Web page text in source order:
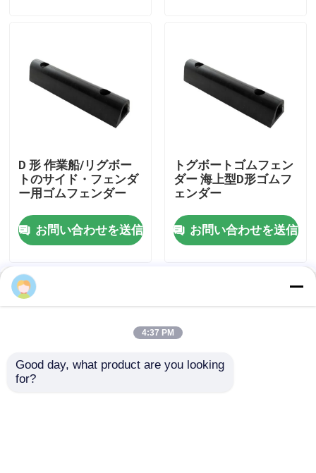
Company News
海洋のドア
海洋のハッチ カバー
アルミニウム海洋のマンホール
ゴム製フェンダー
係留部品
D 形 作業船/リグボー
トのサイド・フェンダ
ー用ゴムフェンダー
お問い合わせを送信
トグボートゴムフェン
ダー 海上型D形ゴムフ
ェンダー
お問い合わせを送信
地図
Privacy Policy
品質海洋のドア中国工場.Copyright © 2026
4:37 PM
Good day, what product are you looking
for?